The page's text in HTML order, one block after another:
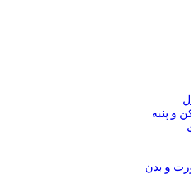
و پنبه
و بدن